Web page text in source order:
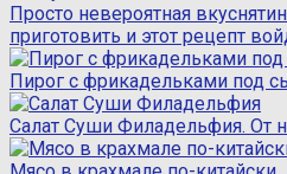
Просто невероятная
приготовить и этот рецепт
Пирог с фрикадельками под
Салат Суши Филадельфия. От